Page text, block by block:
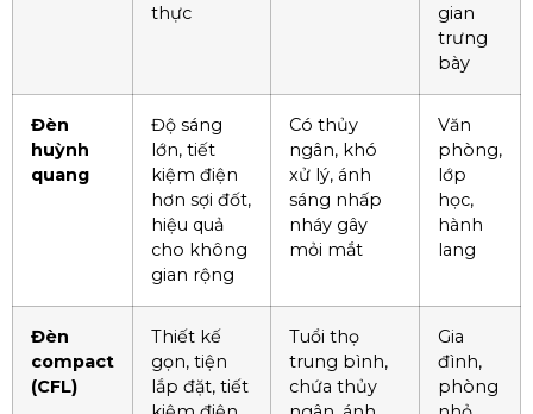
thực
gian
trưng
bày
Đèn
huỳnh
quang
Độ sáng
lớn, tiết
kiệm điện
hơn sợi đốt,
hiệu quả
cho không
gian rộng
Có thủy
ngân, khó
xử lý, ánh
sáng nhấp
nháy gây
mỏi mắt
Văn
phòng,
lớp
học,
hành
lang
Đèn
compact
(CFL)
Thiết kế
gọn, tiện
lắp đặt, tiết
Tuổi thọ
trung bình,
chứa thủy
Gia
đình,
phòng